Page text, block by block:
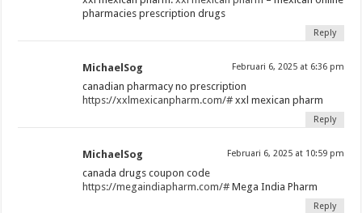
pharmacies prescription drugs
Reply
MichaelSog Februari 6, 2025 at 6:36 pm
canadian pharmacy no prescription
https://xxlmexicanpharm.com/# xxl mexican pharm
Reply
MichaelSog Februari 6, 2025 at 10:59 pm
canada drugs coupon code
https://megaindiapharm.com/# Mega India Pharm
Reply